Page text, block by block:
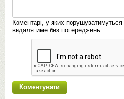
Коментарі, у яких порушуватимуться
видалятиме без попереджень.